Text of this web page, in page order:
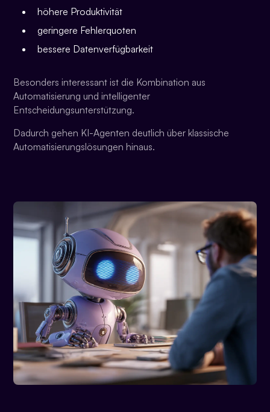
höhere Produktivität
geringere Fehlerquoten
bessere Datenverfügbarkeit
Besonders interessant ist die Kombination aus
Automatisierung und intelligenter
Entscheidungsunterstützung.
Dadurch gehen KI-Agenten deutlich über klassische
Automatisierungslösungen hinaus.